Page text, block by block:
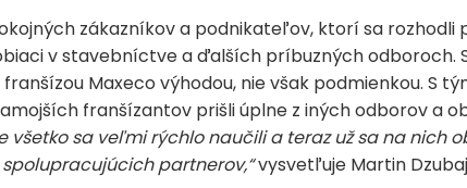
zákazníkov a podnikateľov, ktorí sa rozhodli
v stavebníctve a ďalších príbuzných odboroch.
Maxeco výhodou, nie však podmienkou. S
franšízantov prišli úplne z iných odborov a
všetko sa veľmi rýchlo naučili a teraz už sa na nich
partnerov,“vysvetľuje Martin